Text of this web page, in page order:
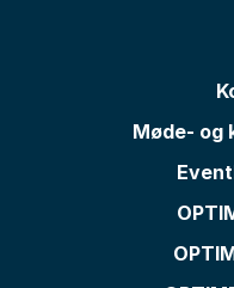
Møde- og